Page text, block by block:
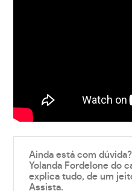
Ainda está com
Yolanda Fordelone do
explica tudo, de um
Assista.